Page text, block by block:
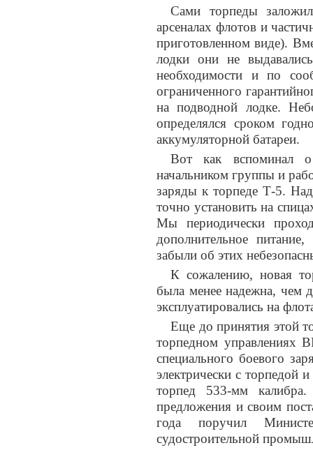
Сами торпеды
арсеналах флотов и
приготовленном виде).
лодки они не
необходимости и по
ограниченного
на подводной лодке.
определялся сроком
аккумуляторной батареи.
Вот как вспоминал
начальником группы и
заряды к торпеде Т-5.
точно установить на
Мы периодически
дополнительное
забыли об этих
К сожалению, новая
была менее надежна, чем
эксплуатировались на
Еще до принятия этой
торпедном управлениях
специального боевого
электрически с торпедой
торпед 533-мм
предложения и своим
года поручил
судостроительной